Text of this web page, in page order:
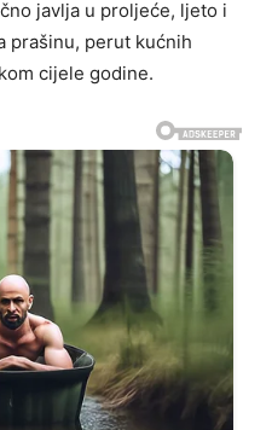
javlja u proljeće, ljeto i
prašinu, perut kućnih
cijele godine.